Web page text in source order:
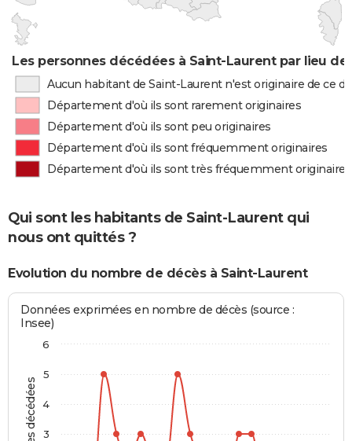
Les personnes décédées à Saint-Laurent par lieu de
Aucun habitant de Saint-Laurent n'est originaire de ce
Département d'où ils sont rarement originaires
Département d'où ils sont peu originaires
Département d'où ils sont fréquemment originaires
Département d'où ils sont très fréquemment originaires
Qui sont les habitants de Saint-Laurent qui
nous ont quittés ?
Evolution du nombre de décès à Saint-Laurent
Données exprimées en nombre de décès (source :
Insee)
3
4
5
6